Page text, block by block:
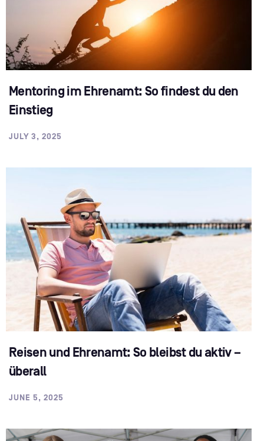
Mentoring im Ehrenamt: So findest du den
Einstieg
JULY 3, 2025
Reisen und Ehrenamt: So bleibst du aktiv –
überall
JUNE 5, 2025